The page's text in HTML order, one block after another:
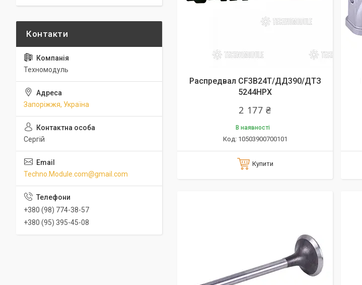
Распредвал СF3B24T/ДД390/ДТЗ
5244HPX
2 177 ₴
В наявності
10503900700101
Купити
Техномодуль
Запоріжжя, Україна
Сергій
Techno.Module.com@gmail.com
+380 (98) 774-38-57
+380 (95) 395-45-08